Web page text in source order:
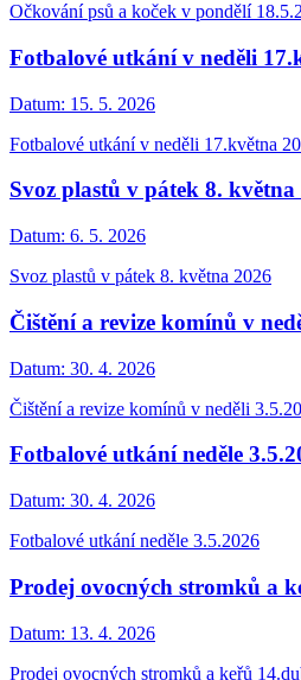
Očkování psů a koček v pondělí
Fotbalové utkání v neděli
Datum: 15. 5. 2026
Fotbalové utkání v neděli 17.května
Svoz plastů v pátek 8. května
Datum: 6. 5. 2026
Svoz plastů v pátek 8. května 2026
Čištění a revize komínů v
Datum: 30. 4. 2026
Čištění a revize komínů v neděli
Fotbalové utkání neděle
Datum: 30. 4. 2026
Fotbalové utkání neděle 3.5.2026
Prodej ovocných stromků a
Datum: 13. 4. 2026
Prodej ovocných stromků a keřů